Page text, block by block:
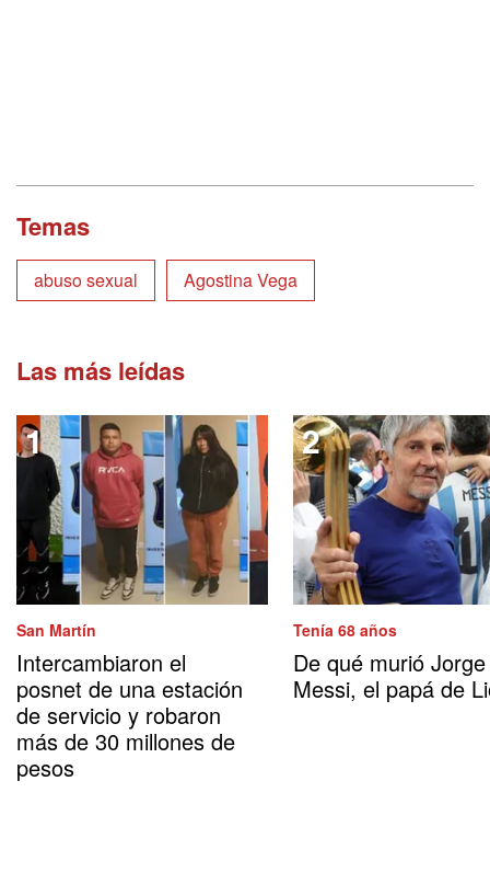
Temas
abuso sexual Agostina Vega
Las más leídas
San Martín
Intercambiaron el
posnet de una estación
de servicio y robaron
más de 30 millones de
pesos
Tenía 68 años
De qué murió Jorge
Messi, el papá de